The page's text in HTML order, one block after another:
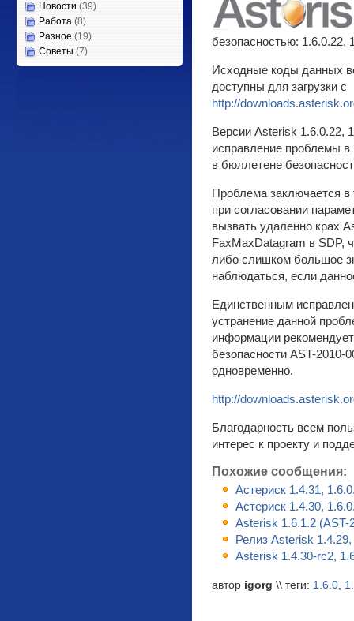
Новости (39)
Работа (8)
Разное (19)
Советы (7)
безопасностью: 1.6.0.22,
Исходные коды данных
доступны для загрузки с
http://
Версии Asterisk 1.6.0.22,
исправление проблемы в
в бюллетене
Проблема заключается
при согласовании
вызвать удаленно крах
FaxMaxDatagram в SDP,
либо слишком большое
наблюдаться, если
Единственным
устранение данной
информации
безопасности AST-2010-
одновременно.
http://
Благодарность всем
интерес к проекту и
Похожие сообщения:
Астериск 1.4.31,
Астериск 1.4.30,
Asterisk 1.6.1.2 (AST-
Релиз Asterisk
Asterisk 1.4.30-rc2,
автор igorg \\ теги: 1.6.0,